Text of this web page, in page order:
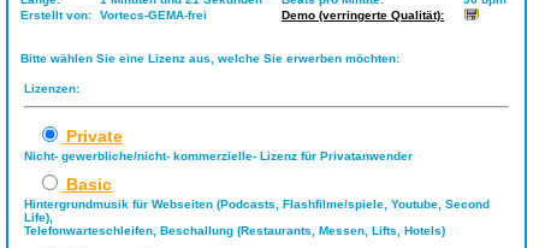
Erstellt von:
Vortecs-GEMA-frei Demo (verringerte Qualität):
Bitte wählen Sie eine Lizenz aus, welche Sie erwerben möchten:
Lizenzen:
Private
Nicht- gewerbliche/nicht- kommerzielle- Lizenz für Privatanwender
Basic
Hintergrundmusik für Webseiten (Podcasts, Flashfilme/spiele, Youtube, Second
Life),
Telefonwarteschleifen, Beschallung (Restaurants, Messen, Lifts, Hotels)